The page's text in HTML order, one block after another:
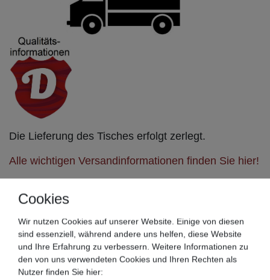
Die Lieferung des Tisches erfolgt zerlegt.
Alle wichtigen Versandinformationen finden Sie hier!
Sie hier!
Andere Ausführungen, Holzarten und Maße sind auf
Wunsch lieferbar.
Cookies
Wir nutzen Cookies auf unserer Website. Einige von diesen
sind essenziell, während andere uns helfen, diese Website
und Ihre Erfahrung zu verbessern. Weitere Informationen zu
den von uns verwendeten Cookies und Ihren Rechten als
Nutzer finden Sie hier: